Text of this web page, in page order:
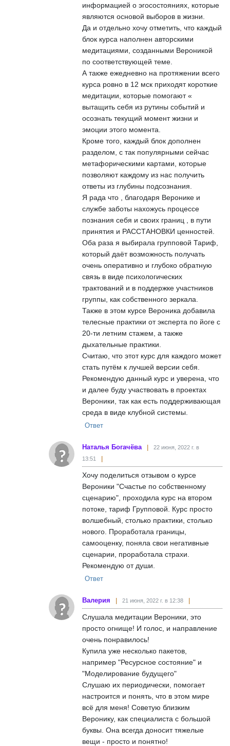
информацией о эгосостояниях, которые
являются основой выборов в жизни.
Да и отдельно хочу отметить, что каждый
блок курса наполнен авторскими
медитациями, созданными Вероникой
по соответствующей теме.
А также ежедневно на протяжении всего
курса ровно в 12 мск приходят короткие
медитации, которые помогают «
вытащить себя из рутины событий и
осознать текущий момент жизни и
эмоции этого момента.
Кроме того, каждый блок дополнен
разделом, с так популярными сейчас
метафорическими картами, которые
позволяют каждому из нас получить
ответы из глубины подсознания.
Я рада что , благодаря Веронике и
службе заботы нахожусь процессе
познания себя и своих границ , в пути
принятия и РАССТАНОВКИ ценностей.
Оба раза я выбирала групповой Тариф,
который даёт возможность получать
очень оперативно и глубоко обратную
связь в виде психологических
трактований и в поддержке участников
группы, как собственного зеркала.
Также в этом курсе Вероника добавила
телесные практики от эксперта по йоге с
20-ти летним стажем, а также
дыхательные практики.
Считаю, что этот курс для каждого может
стать путём к лучшей версии себя.
Рекомендую данный курс и уверена, что
и далее буду участвовать в проектах
Вероники, так как есть поддерживающая
среда в виде клубной системы.
Ответ
Наталья Богачёва
22 июня, 2022 г. в
13:51
Хочу поделиться отзывом о курсе
Вероники "Счастье по собственному
сценарию", проходила курс на втором
потоке, тариф Групповой. Курс просто
волшебный, столько практики, столько
нового. Проработала границы,
самооценку, поняла свои негативные
сценарии, проработала страхи.
Рекомендую от души.
Ответ
Валерия 21 июня, 2022 г. в 12:38
Слушала медитации Вероники, это
просто огнище! И голос, и направление
очень понравилось!
Купила уже несколько пакетов,
например "Ресурсное состояние" и
"Моделирование будущего"
Слушаю их периодически, помогает
настроится и понять, что в этом мире
всё для меня! Советую близким
Веронику, как специалиста с большой
буквы. Она всегда доносит тяжелые
вещи - просто и понятно!